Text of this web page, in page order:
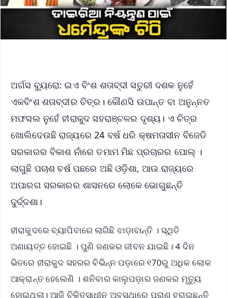
ଅର୍ଗସ ବ୍ୟୁରୋ: ଇଏ ବିଂଶ ଶତାବ୍ଦୀ ସତୁରୀ ଦଶକ ନୁହେଁ
ଏକବିଂଶ ଶତାବ୍ଦୀର ଚିତ୍ର। କୌଣସି ଉପାନ୍ତ ବା ଅନୁନ୍ନତ
ମଫସଲ ନୁହେଁ ହୀରାକୁଦ ସହରାଞ୍ଚଳର ଦୃଶ୍ୟ। ଏ ଚିତ୍ର
ଖୋଲିଦେଉଛି ରାଜ୍ୟରେ 24 ବର୍ଷ ଧରି କ୍ଷମତାସୀନ ବିଜେଡି
ସରକାରର ବିକାଶ ନାଁରେ ତମାମ ମିଛ ପ୍ରଚାରର ପୋଲ୍ ।
ଲାଗୁଛି ପଚାଶ ବର୍ଷ ପଛରେ ଅଛି ଓଡ଼ିଶା, ଆଉ ରାଜ୍ୟରେ
ଅପାରଗ ସରକାରର ଶାସନରେ ଲୋକେ ଭୋଗୁଛନ୍ତି
ଦୁର୍ଦ୍ଦଶା।
ହୀରାକୁଦରେ ବ୍ୟାପିବାରେ ଲାଗିଛି ଝାଡ଼ାବାନ୍ତି । ସ୍ଥିତି
ଅଣାୟତ୍ତ ହୋଇଛି । ପୁଣି ଜଣକର ଜୀବନ ଯାଇଛି। 4 ଦିନ
ଭିତରେ ହୀରାକୁଦ ସହରର ବିଭିନ୍ନ ପଡ଼ାରେ ୧70ରୁ ଅଧିକ ଲୋକ
ଆକ୍ରାନ୍ତ ହେଲେଣି । ଶନିବାର କାଲୁପଡ଼ାର ଜଣକର ମୃତ୍ୟୁ
ହୋଇଥିଲା। ଆଜି ଚିକିତ୍ସାଧୀନ ଅବସ୍ଥାରେ ପ୍ରାଣ ହରାଇଛନ୍ତି